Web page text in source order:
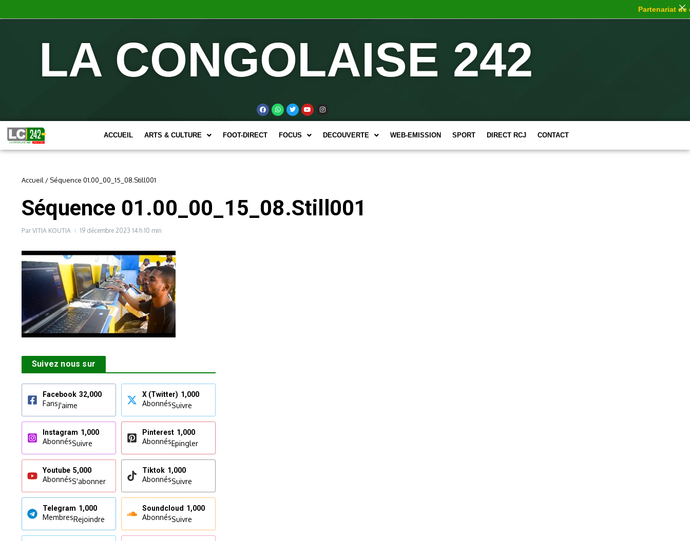
LA CONGOLAISE 242
ACCUEIL ARTS & CULTURE FOOT-DIRECT FOCUS DECOUVERTE WEB-EMISSION SPORT DIRECT RCJ CONTACT
Accueil / Séquence 01.00_00_15_08.Still001
Séquence 01.00_00_15_08.Still001
ParVITIA KOUTIA 19 décembre 2023 14 h 10 min
Suivez nous sur
Facebook 32,000
FansJ'aime
X (Twitter) 1,000
AbonnésSuivre
Instagram 1,000
AbonnésSuivre
Pinterest 1,000
AbonnésEpingler
Youtube 5,000
AbonnésS'abonner
Tiktok 1,000
AbonnésSuivre
Telegram 1,000
MembresRejoindre
Soundcloud 1,000
AbonnésSuivre
Partenariat de